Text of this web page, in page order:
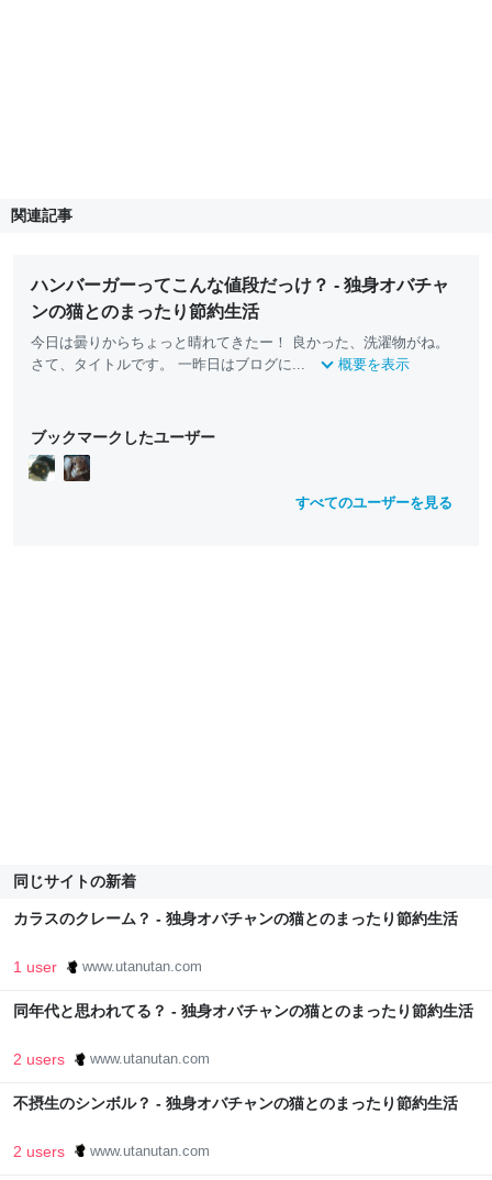
関連記事
ハンバーガーってこんな値段だっけ？ - 独身オバチャ
ンの猫とのまったり節約生活
今日は曇りからちょっと晴れてきたー！ 良かった、洗濯物がね。
さて、タイトルです。 一昨日はブログに...
概要を表示
ブックマークしたユーザー
すべてのユーザーを見る
同じサイトの新着
カラスのクレーム？ - 独身オバチャンの猫とのまったり節約生活
1 user www.utanutan.com
同年代と思われてる？ - 独身オバチャンの猫とのまったり節約生活
2 users www.utanutan.com
不摂生のシンボル？ - 独身オバチャンの猫とのまったり節約生活
2 users www.utanutan.com